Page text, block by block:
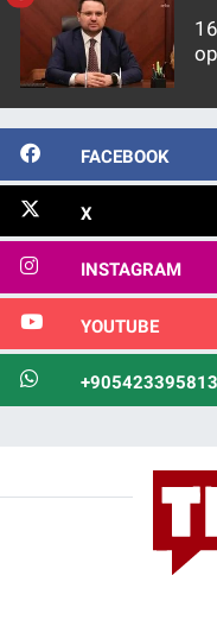
FACEBOOK
X
INSTAGRAM
YOUTUBE
+905423395813